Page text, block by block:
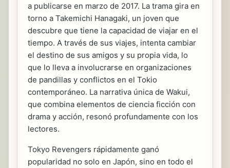
a publicarse en marzo de 2017. La trama gira en
torno a Takemichi Hanagaki, un joven que
descubre que tiene la capacidad de viajar en el
tiempo. A través de sus viajes, intenta cambiar
el destino de sus amigos y su propia vida, lo
que lo lleva a involucrarse en organizaciones
de pandillas y conflictos en el Tokio
contemporáneo. La narrativa única de Wakui,
que combina elementos de ciencia ficción con
drama y acción, resonó profundamente con los
lectores.
Tokyo Revengers rápidamente ganó
popularidad no solo en Japón, sino en todo el